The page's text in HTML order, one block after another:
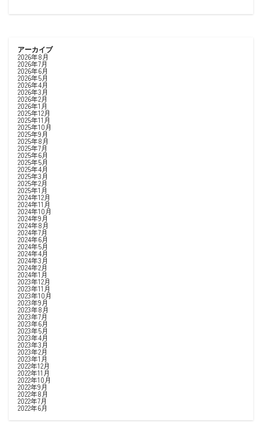
アーカイブ
2026年8月
2026年7月
2026年6月
2026年5月
2026年4月
2026年3月
2026年2月
2026年1月
2025年12月
2025年11月
2025年10月
2025年9月
2025年8月
2025年7月
2025年6月
2025年5月
2025年4月
2025年3月
2025年2月
2025年1月
2024年12月
2024年11月
2024年10月
2024年9月
2024年8月
2024年7月
2024年6月
2024年5月
2024年4月
2024年3月
2024年2月
2024年1月
2023年12月
2023年11月
2023年10月
2023年9月
2023年8月
2023年7月
2023年6月
2023年5月
2023年4月
2023年3月
2023年2月
2023年1月
2022年12月
2022年11月
2022年10月
2022年9月
2022年8月
2022年7月
2022年6月